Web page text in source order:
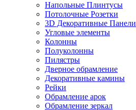
Напольные Плинтусы
Потолочные Розетки
3D Декоративные Панели
Угловые элементы
Колонны
Полуколонны
Пилястры
Дверное обрамление
Декоративные камины
Рейки
Обрамление арок
Обрамление зеркал